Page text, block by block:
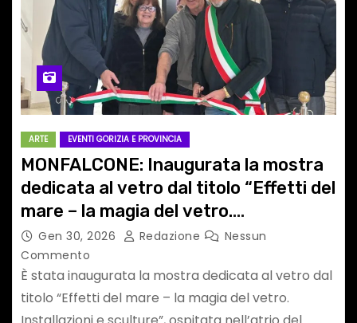
ARTE EVENTI GORIZIA E PROVINCIA
MONFALCONE: Inaugurata la mostra
dedicata al vetro dal titolo “Effetti del
mare – la magia del vetro.
Installazioni e sculture”
Gen 30, 2026 Redazione
Nessun
Commento
È stata inaugurata la mostra dedicata al vetro dal
titolo “Effetti del mare – la magia del vetro.